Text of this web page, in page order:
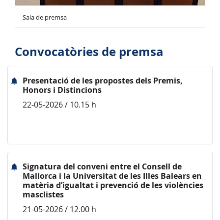
Sala de premsa
Convocatòries de premsa
Presentació de les propostes dels Premis,
Honors i Distincions
22-05-2026 / 10.15 h
Signatura del conveni entre el Consell de
Mallorca i la Universitat de les Illes Balears en
matèria d’igualtat i prevenció de les violències
masclistes
21-05-2026 / 12.00 h